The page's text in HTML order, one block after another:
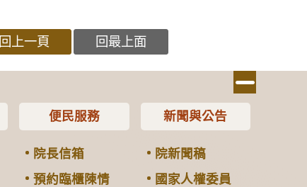
回上一頁 回最上面
便民服務
院長信箱
預約臨櫃陳情
新聞與公告
院新聞稿
國家人權委員